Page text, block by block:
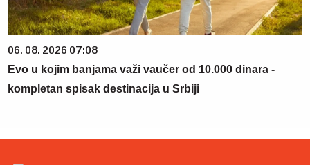
06. 08. 2026 07:08
Evo u kojim banjama važi vaučer od 10.000 dinara -
kompletan spisak destinacija u Srbiji